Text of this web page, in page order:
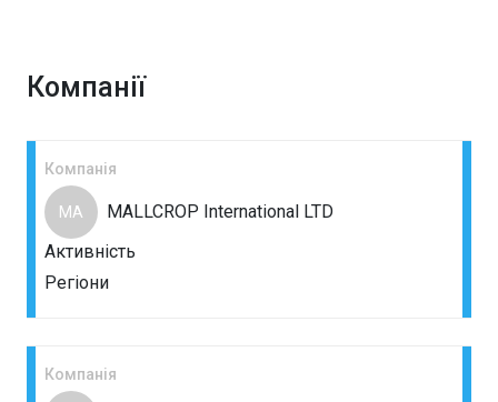
Компанії
Компанія
MA
MALLCROP International LTD
Активність
Регіони
Компанія